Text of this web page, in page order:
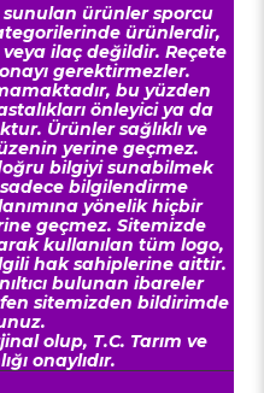
ürünler sporcu
ürünlerdir,
ilaç değildir. Reçete
gerektirmezler.
bu yüzden
önleyici ya da
Ürünler sağlıklı ve
yerine geçmez.
bilgiyi sunabilmek
bilgilendirme
yönelik hiçbir
geçmez. Sitemizde
kullanılan tüm logo,
hak sahiplerine aittir.
bulunan ibareler
sitemizden bildirimde
olup, T.C. Tarım ve
onaylıdır.